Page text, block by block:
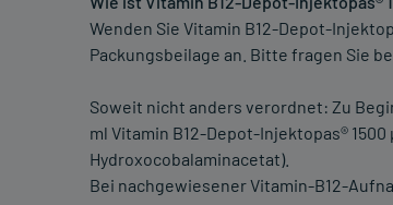
Wenden Sie Vitamin B12-Depot-
Packungsbeilage an. Bitte fragen Sie
Soweit nicht anders verordnet: Zu
ml Vitamin B12-Depot-Injektopas®
Hydroxocobalaminacetat).
Bei nachgewiesener Vitamin-B12-